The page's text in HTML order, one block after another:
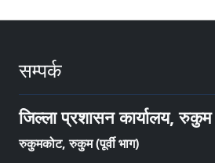
सम्पर्क
जिल्ला प्रशासन कार्यालय, रुकुम
रुकुमकोट, रुकुम (पूर्वी भाग)